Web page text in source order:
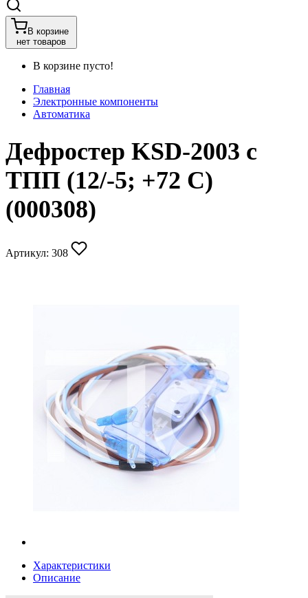
В корзине
нет товаров
В корзине пусто!
Главная
Электронные компоненты
Автоматика
Дефростер KSD-2003 c
ТПП (12/-5; +72 С)
(000308)
Артикул: 308
Характеристики
Описание